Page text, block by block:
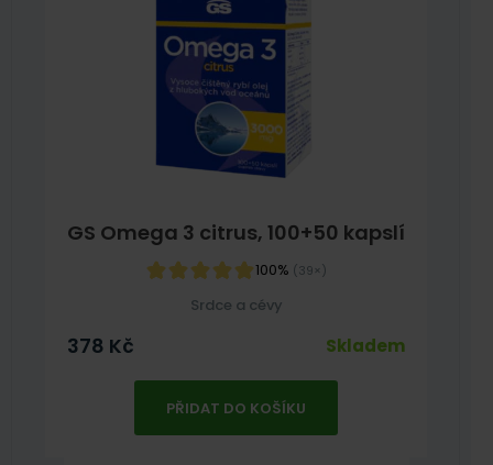
GS Omega 3 citrus, 100+50 kapslí
100% (39×)
Srdce a cévy
378 Kč Skladem
PŘIDAT DO KOŠÍKU